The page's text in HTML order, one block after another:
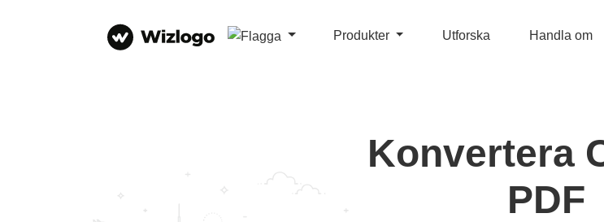
Produkter Utforska Handla om
Konvertera
PDF